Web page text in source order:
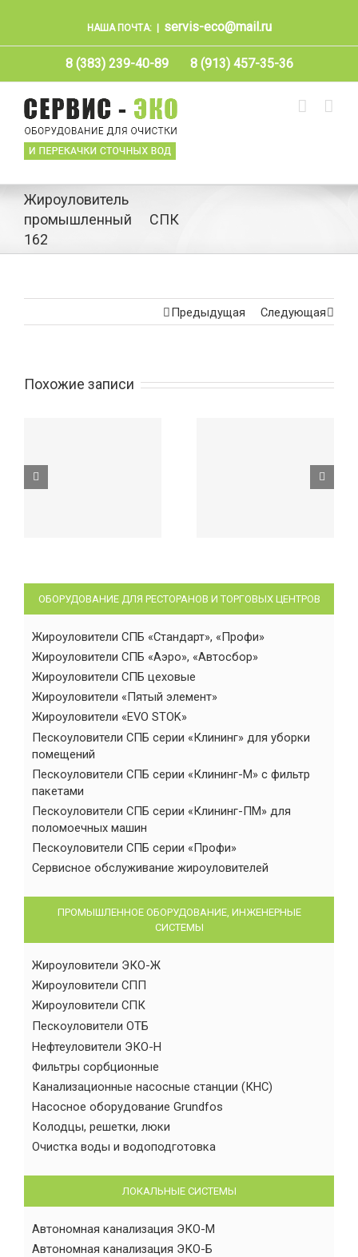
НАША ПОЧТА: servis-eco@mail.ru
8 (383) 239-40-89 8 (913) 457-35-36
Жироуловитель
промышленный СПК
162
Предыдущая Следующая
Похожие записи
ОБОРУДОВАНИЕ ДЛЯ РЕСТОРАНОВ И ТОРГОВЫХ ЦЕНТРОВ
Жироуловители СПБ «Стандарт», «Профи»
Жироуловители СПБ «Аэро», «Автосбор»
Жироуловители СПБ цеховые
Жироуловители «Пятый элемент»
Жироуловители «EVO STOK»
Пескоуловители СПБ серии «Клининг» для уборки
помещений
Пескоуловители СПБ серии «Клининг-М» с фильтр
пакетами
Пескоуловители СПБ серии «Клининг-ПМ» для
поломоечных машин
Пескоуловители СПБ серии «Профи»
Сервисное обслуживание жироуловителей
ПРОМЫШЛЕННОЕ ОБОРУДОВАНИЕ, ИНЖЕНЕРНЫЕ
СИСТЕМЫ
Жироуловители ЭКО-Ж
Жироуловители СПП
Жироуловители СПК
Пескоуловители ОТБ
Нефтеуловители ЭКО-Н
Фильтры сорбционные
Канализационные насосные станции (КНС)
Насосное оборудование Grundfos
Колодцы, решетки, люки
Очистка воды и водоподготовка
ЛОКАЛЬНЫЕ СИСТЕМЫ
Автономная канализация ЭКО-М
Автономная канализация ЭКО-Б